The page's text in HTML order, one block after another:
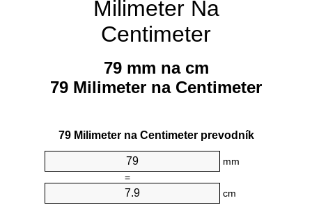
Milimeter Na
Centimeter
79 mm na cm
79 Milimeter na Centimeter
79 Milimeter na Centimeter prevodník
mm
=
cm